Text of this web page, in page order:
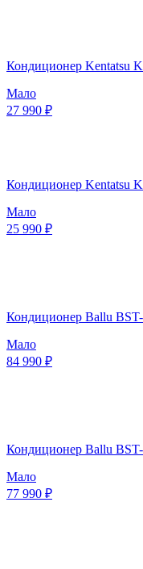
Кондиционер Kentatsu
Мало
27 990 ₽
Кондиционер Kentatsu
Мало
25 990 ₽
Кондиционер Ballu
Мало
84 990 ₽
Кондиционер Ballu
Мало
77 990 ₽